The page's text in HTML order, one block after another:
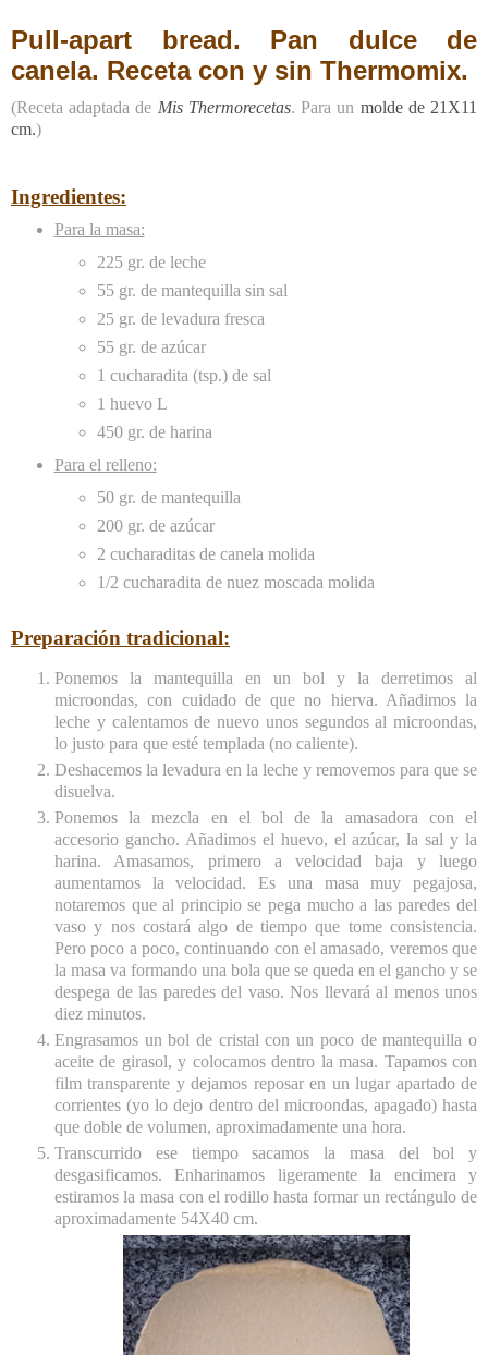
Pull-apart bread. Pan dulce de
canela. Receta con y sin Thermomix.
(Receta adaptada de Mis Thermorecetas. Para un molde de 21X11
cm.)
Ingredientes:
Para la masa:
225 gr. de leche
55 gr. de mantequilla sin sal
25 gr. de levadura fresca
55 gr. de azúcar
1 cucharadita (tsp.) de sal
1 huevo L
450 gr. de harina
Para el relleno:
50 gr. de mantequilla
200 gr. de azúcar
2 cucharaditas de canela molida
1/2 cucharadita de nuez moscada molida
Preparación tradicional:
Ponemos la mantequilla en un bol y la derretimos al
microondas, con cuidado de que no hierva. Añadimos la
leche y calentamos de nuevo unos segundos al microondas,
lo justo para que esté templada (no caliente).
Deshacemos la levadura en la leche y removemos para que se
disuelva.
Ponemos la mezcla en el bol de la amasadora con el
accesorio gancho. Añadimos el huevo, el azúcar, la sal y la
harina. Amasamos, primero a velocidad baja y luego
aumentamos la velocidad. Es una masa muy pegajosa,
notaremos que al principio se pega mucho a las paredes del
vaso y nos costará algo de tiempo que tome consistencia.
Pero poco a poco, continuando con el amasado, veremos que
la masa va formando una bola que se queda en el gancho y se
despega de las paredes del vaso. Nos llevará al menos unos
diez minutos.
Engrasamos un bol de cristal con un poco de mantequilla o
aceite de girasol, y colocamos dentro la masa. Tapamos con
film transparente y dejamos reposar en un lugar apartado de
corrientes (yo lo dejo dentro del microondas, apagado) hasta
que doble de volumen, aproximadamente una hora.
Transcurrido ese tiempo sacamos la masa del bol y
desgasificamos. Enharinamos ligeramente la encimera y
estiramos la masa con el rodillo hasta formar un rectángulo de
aproximadamente 54X40 cm.